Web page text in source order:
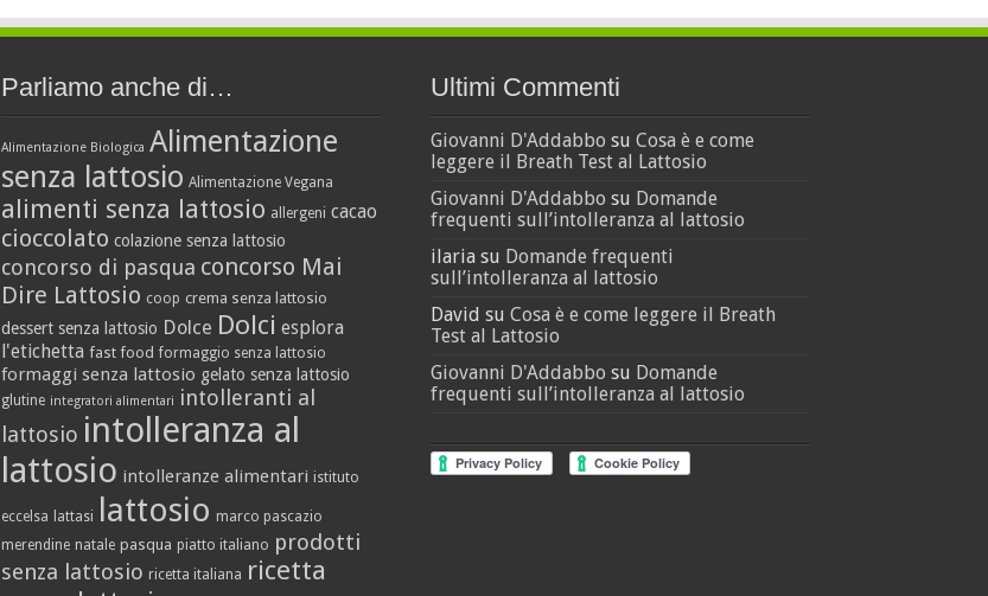
Parliamo anche di…
Alimentazione Biologica Alimentazione
senza lattosio Alimentazione Vegana
alimenti senza lattosio allergeni cacao
cioccolato colazione senza lattosio
concorso di pasqua concorso Mai
Dire Lattosio coop crema senza lattosio
dessert senza lattosio Dolce Dolci esplora
l'etichetta fast food formaggio senza lattosio
formaggi senza lattosio gelato senza lattosio
glutine integratori alimentari intolleranti al
lattosio intolleranza al
lattosio intolleranze alimentari istituto
eccelsa lattasi lattosio marco pascazio
merendine natale pasqua piatto italiano prodotti
senza lattosio ricetta italiana ricetta
Ultimi Commenti
Giovanni D'Addabbo su Cosa è e come
leggere il Breath Test al Lattosio
Giovanni D'Addabbo su Domande
frequenti sull’intolleranza al lattosio
ilaria su Domande frequenti
sull’intolleranza al lattosio
David su Cosa è e come leggere il Breath
Test al Lattosio
Giovanni D'Addabbo su Domande
frequenti sull’intolleranza al lattosio